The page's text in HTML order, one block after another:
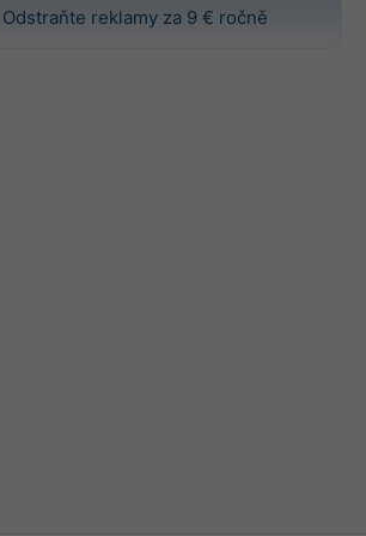
Odstraňte reklamy za 9 € ročně